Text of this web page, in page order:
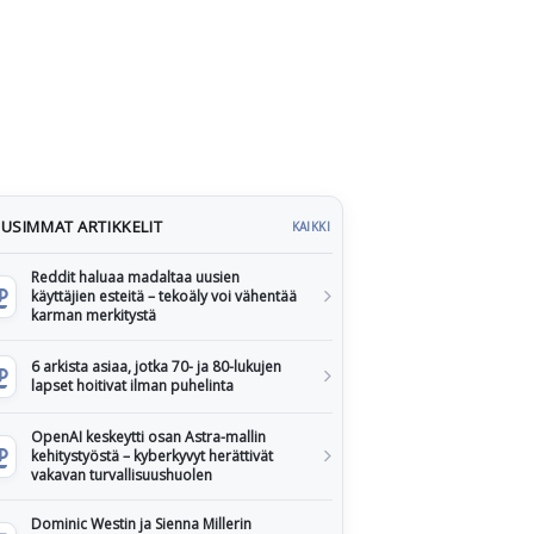
ARTIKKELIT KAIKKI
Reddit haluaa madaltaa uusien
käyttäjien esteitä – tekoäly voi vähentää
karman merkitystä
6 arkista asiaa, jotka 70- ja 80-lukujen
lapset hoitivat ilman puhelinta
OpenAI keskeytti osan Astra-mallin
kehitystyöstä – kyberkyvyt herättivät
vakavan turvallisuushuolen
Dominic Westin ja Sienna Millerin